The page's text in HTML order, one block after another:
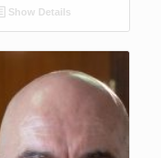
Show Details